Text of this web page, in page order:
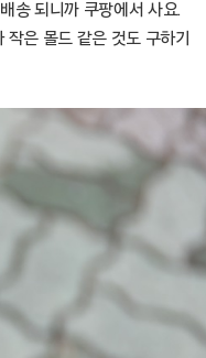
송 되니까 쿠팡에서 사요.
은 몰드 같은 것도 구하기